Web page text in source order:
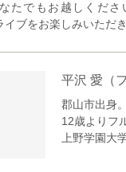
たでもお越しくださ
イブをお楽しみいただ
平沢 愛 （
郡山市出身。
12歳よりフ
上野学園大